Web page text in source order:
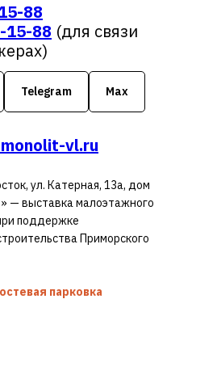
88
15-88 (для связи
vl.ru
ул. Катерная, 13а, дом
— выставка малоэтажного
поддержке
Приморского
парковка
Telegram Max